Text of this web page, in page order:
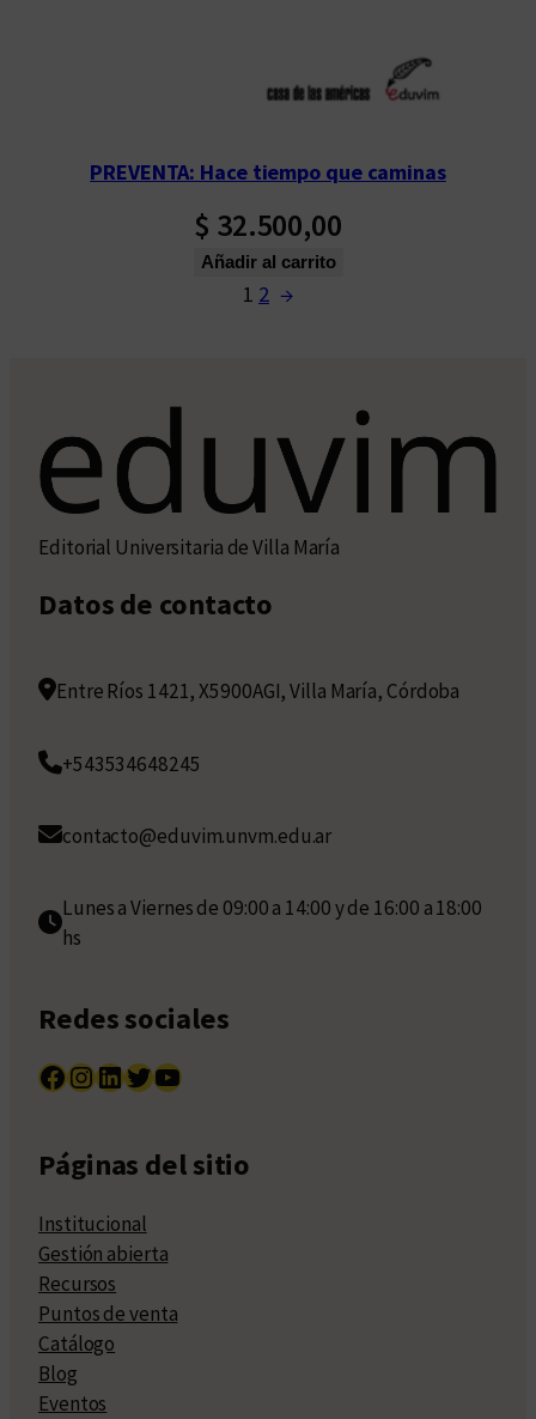
PREVENTA: Hace tiempo que caminas
$ 32.500,00
Añadir al carrito
1 2 →
Editorial Universitaria de Villa María
Datos de contacto
Entre Ríos 1421, X5900AGI, Villa María, Córdoba
+543534648245
contacto@eduvim.unvm.edu.ar
Lunes a Viernes de 09:00 a 14:00 y de 16:00 a 18:00
hs
Redes sociales
Facebook InstagramLinkedIn Twitter YouTube
Páginas del sitio
Institucional
Gestión abierta
Recursos
Puntos de venta
Catálogo
Blog
Eventos